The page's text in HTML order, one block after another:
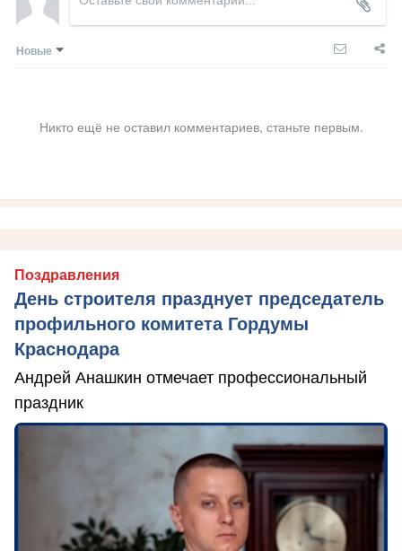
Новые
Никто ещё не оставил комментариев, станьте первым.
Поздравления
День строителя празднует председатель
профильного комитета Гордумы
Краснодара
Андрей Анашкин отмечает профессиональный
праздник